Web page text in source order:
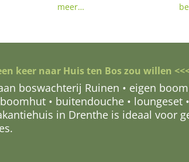
meer…
keer naar Huis ten Bos zou willen
boswachterij Ruinen • eigen
• buitendouche • loungeset
in Drenthe is ideaal voor